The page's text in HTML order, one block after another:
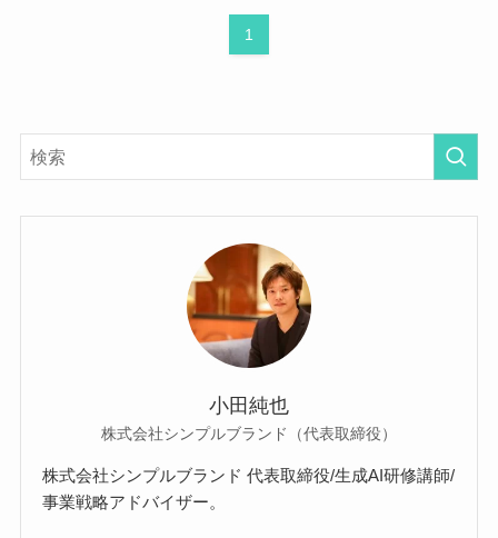
1
小田純也
株式会社シンプルブランド（代表取締役）
株式会社シンプルブランド 代表取締役/生成AI研修講師/
事業戦略アドバイザー。